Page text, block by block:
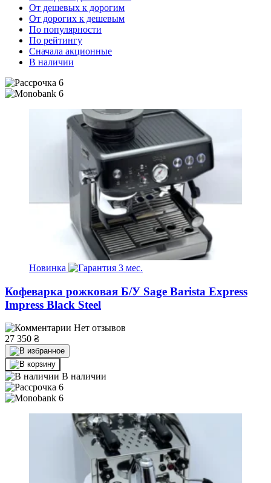
От дешевых к дорогим
От дорогих к дешевым
По популярности
По рейтингу
Сначала акционные
В наличии
6
6
Новинка 3 мес.
Кофеварка рожковая Б/У Sage Barista Express
Impress Black Steel
Нет отзывов
27 350 ₴
В наличии
6
6